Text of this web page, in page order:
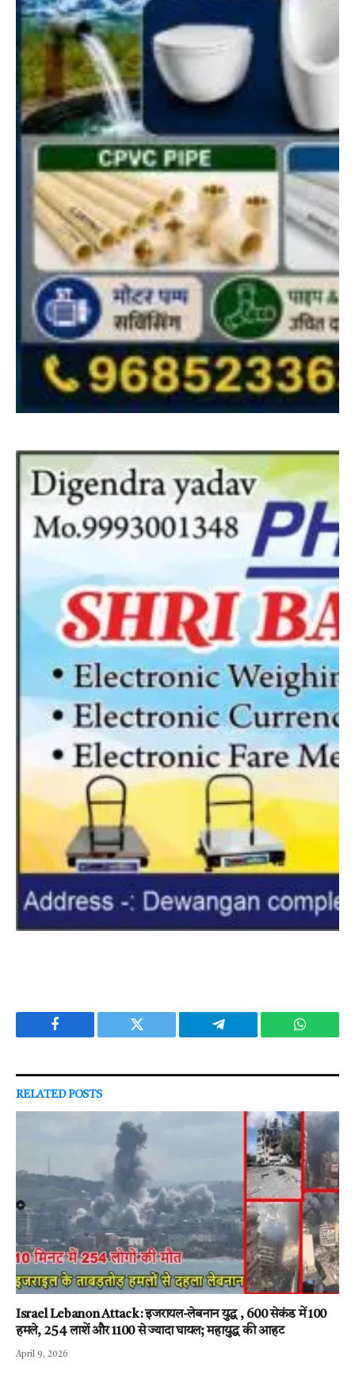
Facebook Twitter Telegram
RELATEDPOSTS
Israel Lebanon Attack : इजरायल-लेबनान युद्ध , 600 सेकंड में 100
हमले, 254 लाशें और 1100 से ज्यादा घायल; महायुद्ध की आहट
April 9, 2026